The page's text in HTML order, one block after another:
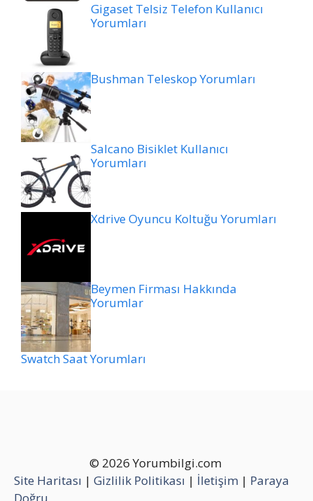
Gigaset Telsiz Telefon Kullanıcı
Yorumları
Bushman Teleskop Yorumları
Salcano Bisiklet Kullanıcı
Yorumları
Xdrive Oyuncu Koltuğu Yorumları
Beymen Firması Hakkında
Yorumlar
Swatch Saat Yorumları
© 2026 Yorumbilgi.com
Site Haritası | Gizlilik Politikası | İletişim | Paraya
Doğru